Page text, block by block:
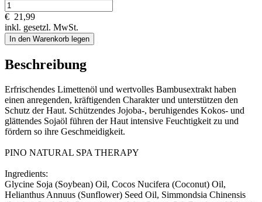
€ 21,99
inkl. gesetzl. MwSt.
In den Warenkorb legen
Beschreibung
Erfrischendes Limettenöl und wertvolles Bambusextrakt haben
einen anregenden, kräftigenden Charakter und unterstützen den
Schutz der Haut. Schützendes Jojoba-, beruhigendes Kokos- und
glättendes Sojaöl führen der Haut intensive Feuchtigkeit zu und
fördern so ihre Geschmeidigkeit.
PINO NATURAL SPA THERAPY
Ingredients:
Glycine Soja (Soybean) Oil, Cocos Nucifera (Coconut) Oil,
Helianthus Annuus (Sunflower) Seed Oil, Simmondsia Chinensis